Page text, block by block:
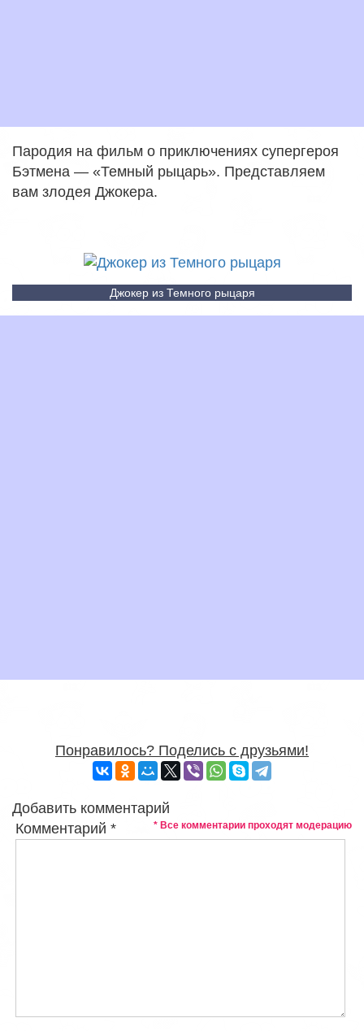
Пародия на фильм о приключениях супергероя
Бэтмена — «Темный рыцарь». Представляем
вам злодея Джокера.
Джокер из Темного рыцаря
Понравилось? Поделись с друзьями!
Добавить комментарий
* Все комментарии проходят модерацию
Комментарий*